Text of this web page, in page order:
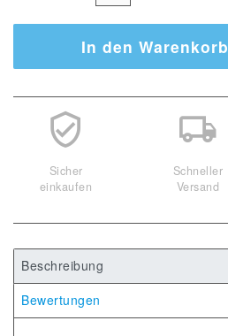
In den Warenkorb
Sicher
einkaufen
Schneller
Versand
Beschreibung
Bewertungen